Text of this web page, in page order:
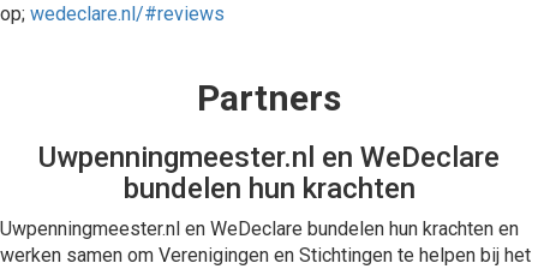
op; wedeclare.nl/#reviews
Partners
Uwpenningmeester.nl en WeDeclare
bundelen hun krachten
Uwpenningmeester.nl en WeDeclare bundelen hun krachten en
werken samen om Verenigingen en Stichtingen te helpen bij het